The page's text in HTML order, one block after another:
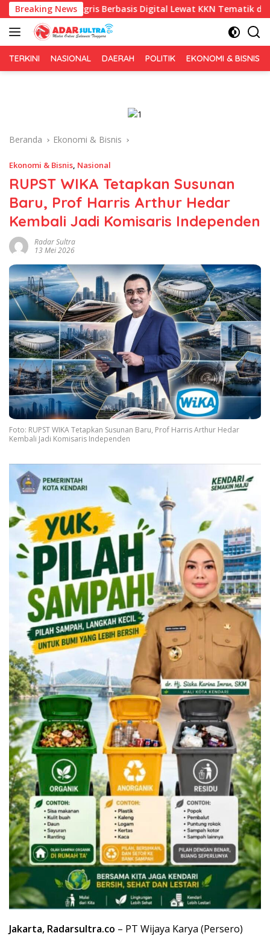
Langsung
ke
konten
Breaking News
Berbasis Digital Lewat KKN Tematik di Desa Alebo
TERKINI NASIONAL DAERAH POLITIK EKONOMI & BISNIS
Beranda Ekonomi & Bisnis
Ekonomi & Bisnis, Nasional
RUPST WIKA Tetapkan Susunan
Baru, Prof Harris Arthur Hedar
Kembali Jadi Komisaris Independen
Radar Sultra
13 Mei 2026
Foto: RUPST WIKA Tetapkan Susunan Baru, Prof Harris Arthur Hedar
Kembali Jadi Komisaris Independen
Jakarta, Radarsultra.co – PT Wijaya Karya (Persero)